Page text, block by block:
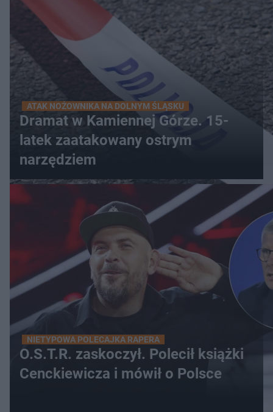
ATAK NOŻOWNIKA NA DOLNYM ŚLĄSKU
Dramat w Kamiennej Górze. 15-
latek zaatakowany ostrym
narzędziem
NIETYPOWA POLECAJKA RAPERA
O.S.T.R. zaskoczył. Polecił książki
Cenckiewicza i mówił o Polsce